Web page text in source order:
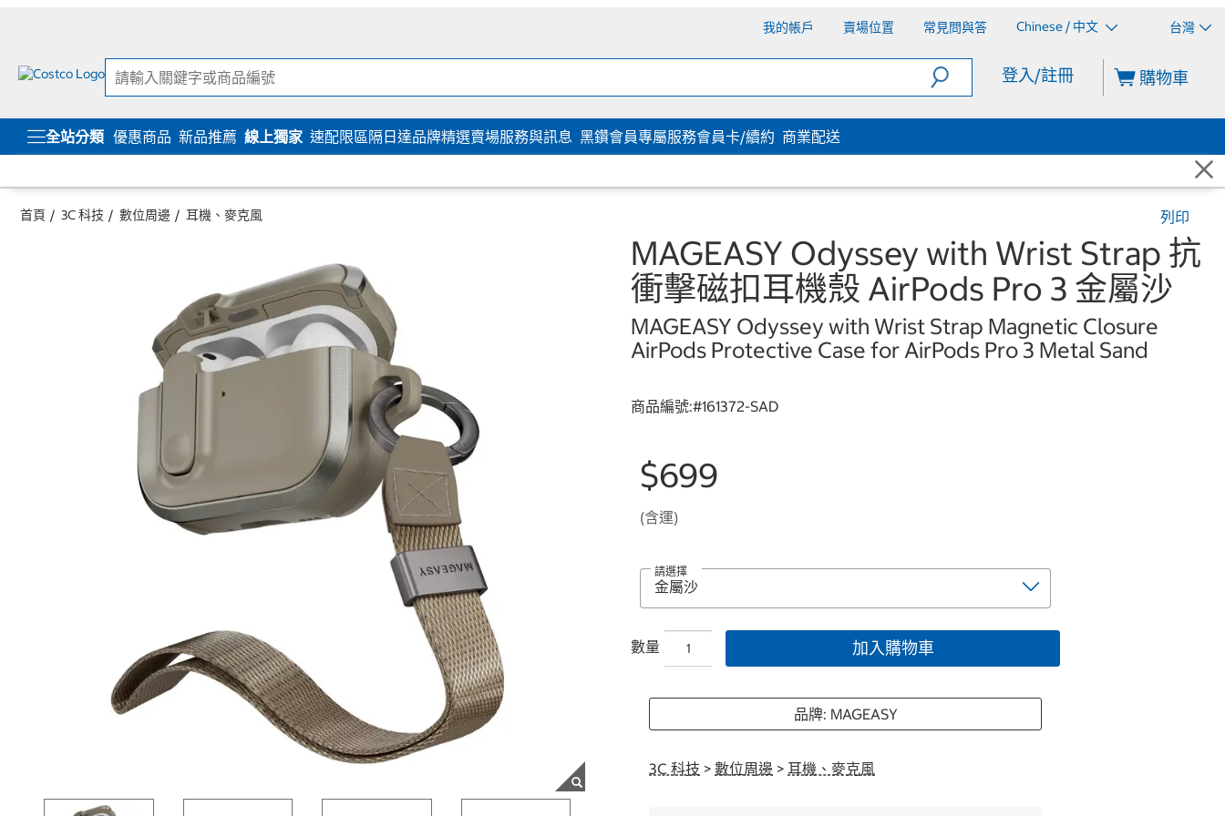
我的帳戶 賣場位置 常見問與答 Chinese / 中文 台灣
登入/註冊 購物車
全站分類 優惠商品 新品推薦 線上獨家 速配限區隔日達品牌精選賣場服務與訊息 黑鑽會員專屬服務會員卡/續約 商業配送
首頁 3C 科技 數位周邊 耳機、麥克風 列印
MAGEASY Odyssey with Wrist Strap 抗
衝擊磁扣耳機殼 AirPods Pro 3 金屬沙
MAGEASY Odyssey with Wrist Strap Magnetic Closure
AirPods Protective Case for AirPods Pro 3 Metal Sand
商品編號:#161372-SAD
$699
(含運)
請選擇
數量 加入購物車
品牌: MAGEASY
3C 科技 > 數位周邊 > 耳機、麥克風